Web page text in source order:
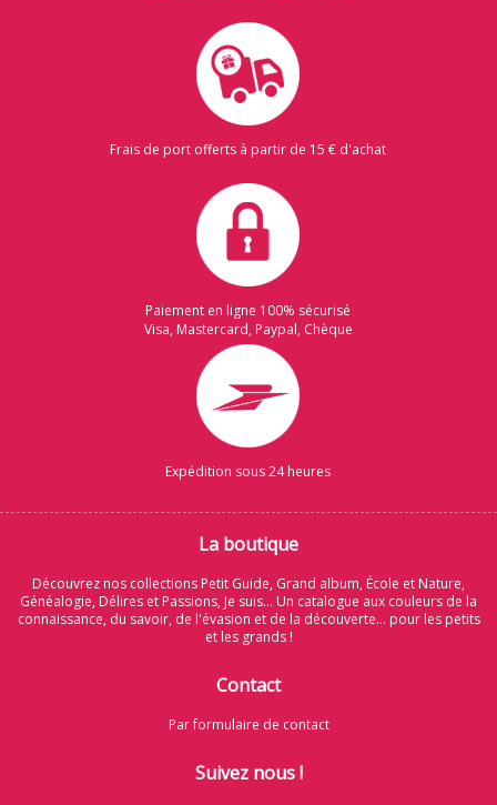
Frais de port offerts à partir de 15 € d'achat
Paiement en ligne 100% sécurisé
Visa, Mastercard, Paypal, Chèque
Expédition sous 24 heures
La boutique
Découvrez nos collections Petit Guide, Grand album, École et Nature,
Généalogie, Délires et Passions, Je suis... Un catalogue aux couleurs de la
connaissance, du savoir, de l'évasion et de la découverte... pour les petits
et les grands !
Contact
Par formulaire de contact
Suivez nous !